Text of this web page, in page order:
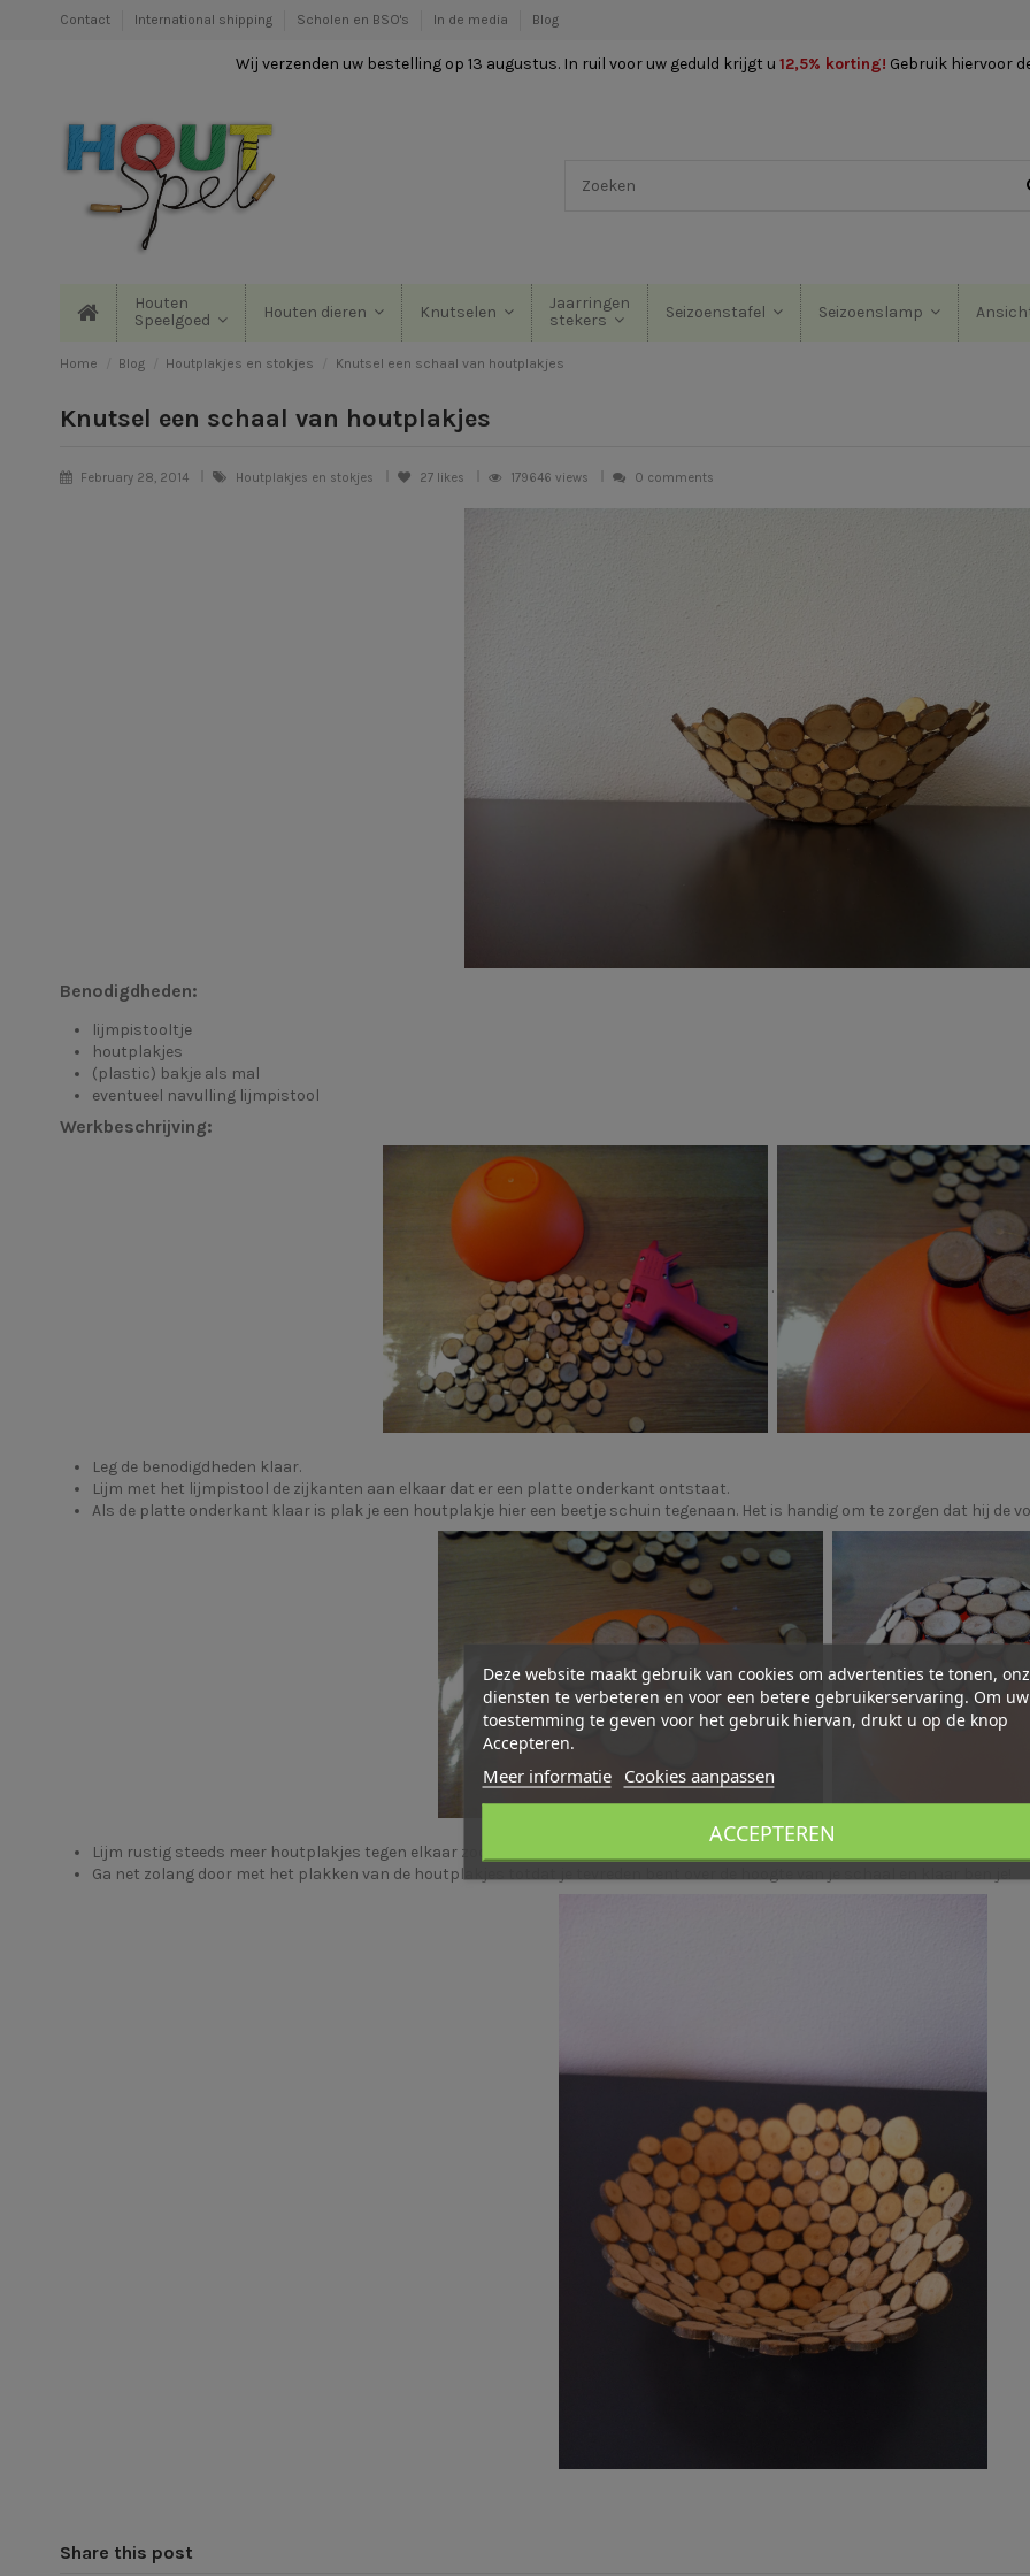
Contact International shipping Scholen en BSO's In de media Blog
Wij verzenden uw bestelling op 13 augustus. In ruil voor uw geduld krijgt u 12,5% korting! Gebruik hiervoor
Houten
Speelgoed
Houten dieren Knutselen
Jaarringen
stekers
Seizoenstafel Seizoenslamp
Home Blog Houtplakjes en stokjes Knutsel een schaal van houtplakjes
Knutsel een schaal van houtplakjes
February 28, 2014 Houtplakjes en stokjes 27 likes 179646 views 0 comments
Benodigdheden:
lijmpistooltje
houtplakjes
(plastic) bakje als mal
eventueel navulling lijmpistool
Werkbeschrijving:
.
Leg de benodigdheden klaar.
Lijm met het lijmpistool de zijkanten aan elkaar dat er een platte onderkant ontstaat.
Als de platte onderkant klaar is plak je een houtplakje hier een beetje schuin tegenaan. Het is handig om te zorgen dat hij de
.
Lijm rustig steeds meer houtplakjes tegen elkaar zodat er langzaam een echte schaal ontstaat.
Ga net zolang door met het plakken van de houtplakjes totdat je tevreden bent over de hoogte van je schaal en klaar ben je!
Share this post
Deze website maakt gebruik van cookies om advertenties te tonen,
diensten te verbeteren en voor een betere gebruikerservaring. Om uw
toestemming te geven voor het gebruik hiervan, drukt u op de knop
Accepteren.
Meer informatie Cookies aanpassen
ACCEPTEREN